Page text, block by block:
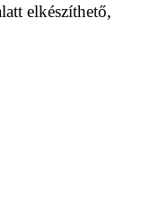
elkészíthető,